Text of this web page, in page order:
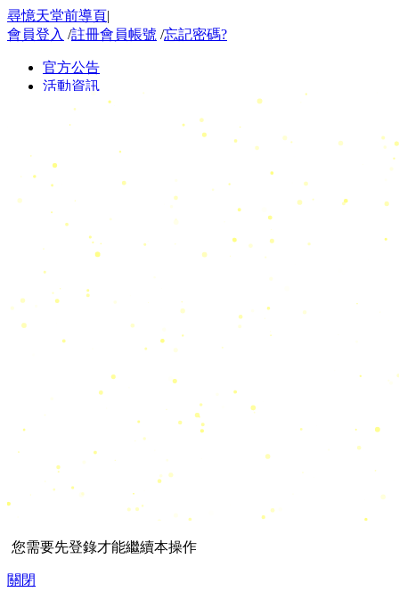
尋憶天堂前導頁|
會員登入 /註冊會員帳號 /忘記密碼?
您需要先登錄才能繼續本操作
關閉